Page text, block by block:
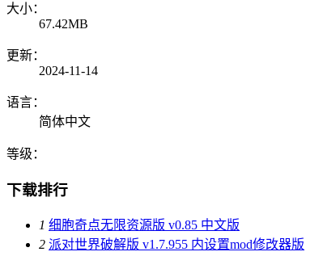
大小：
67.42MB
更新：
2024-11-14
语言：
简体中文
等级：
下载排行
1 细胞奇点无限资源版 v0.85 中文版
2 派对世界破解版 v1.7.955 内设置mod修改器版